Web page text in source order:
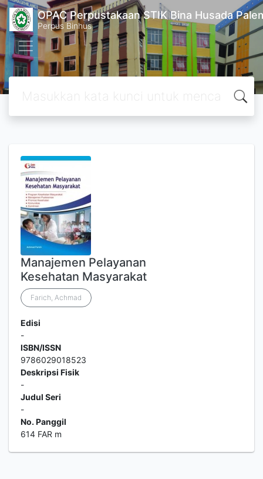
OPAC Perpustakaan STIK Bina Husada
Perpus Binhus
Manajemen Pelayanan
Kesehatan Masyarakat
Farich, Achmad
Edisi
-
ISBN/ISSN
9786029018523
Deskripsi Fisik
-
Judul Seri
-
No. Panggil
614 FAR m